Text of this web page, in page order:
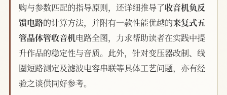
购与参数匹配的指导原则，还详细推导了收音机负反
馈电路的计算方法，并附有一款性能优越的来复式五
管晶体管收音机电路全图，力求帮助读者在实践中提
升作品的稳定性与音质。此外，针对变压器改制、线
圈短路测定及滤波电容串联等具体工艺问题，亦有经
验之谈供同好参考。